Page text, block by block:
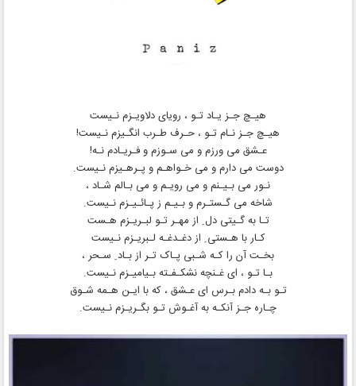
هیـچ جـز یـاد تـو ، رویای دلاویـزم نـیست
هیـچ جـز نـام تـو ، حـرف طـرب انگـیزم نـیست!
عـشق می ورزم و می سـوزم و فـریـادم نـه!
دوست می دارم و می خـواهـم و پـرهـیزم نـیست.
نـور می بـیـنم و می رویـم و می بـالم شـاد ،
شاخه می گـستـرم و بـیـم ز پـائـیـزم نـیست.
تـا به گـیتی دل ِ از مهـر تـو لبـریـزم هـست
کـار با هـستی ِ از دغـدغـه لـبریـزم نـیست
بخـت آن را کـه شـبی پـاک تـر از بـاد ِ سـحر ،
بـا تـو ، ای غـنچه نشکـفـته بـیامیـزم نـیست.
تـو بـه دادم بـرس ای عـشق ، که با ایـن هـمه شـوق
چـاره جـز آنکـه به آغـوش تـو بگـریـزم نـیست.